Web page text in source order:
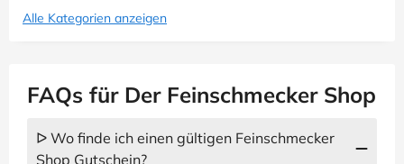
Alle Kategorien anzeigen
FAQs für Der Feinschmecker Shop
ᐅ Wo finde ich einen gültigen Feinschmecker
Shop Gutschein?